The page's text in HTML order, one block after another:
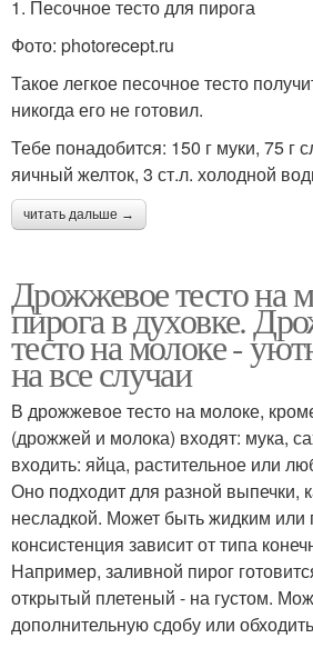
1. Песочное тесто для пирога
Фото: photorecept.ru
Такое легкое песочное тесто
никогда его не готовил.
Тебе понадобится: 150 г муки, 75 г
яичный желток, 3 ст.л. холодной
читать дальше →
Дрожжевое тесто на
пирога в духовке.
тесто на молоке -
на все случаи
В дрожжевое тесто на молоке,
(дрожжей и молока) входят: мука,
входить: яйца, растительное или
Оно подходит для разной выпечки,
несладкой. Может быть жидким или
консистенция зависит от типа
Например, заливной пирог
открытый плетеный - на густом.
дополнительную сдобу или